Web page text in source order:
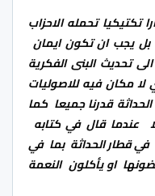
تحمله الاحزاب
يجب ان تكون ايمان
تحديث البنى الفكرية
لا مكان فيه للاصوليات
قدرنا جميعا كما
عندما قال في كتابه
في قطار الحداثة بما في
او يأكلون النعمة